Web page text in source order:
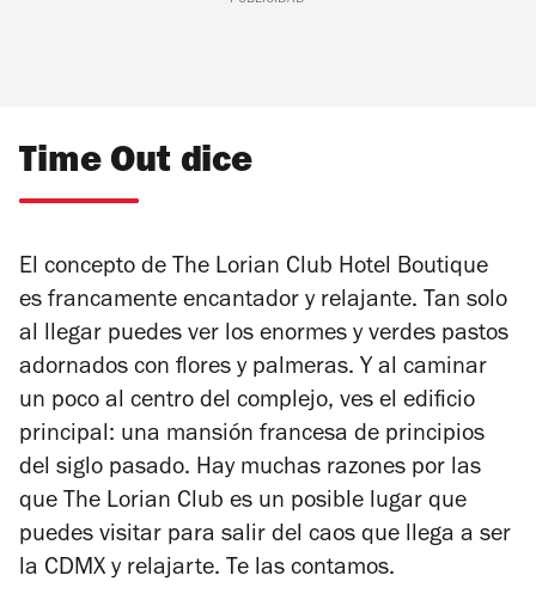
Time Out dice
El concepto de The Lorian Club Hotel Boutique
es francamente encantador y relajante. Tan solo
al llegar puedes ver los enormes y verdes pastos
adornados con flores y palmeras. Y al caminar
un poco al centro del complejo, ves el edificio
principal: una mansión francesa de principios
del siglo pasado. Hay muchas razones por las
que The Lorian Club es un posible lugar que
puedes visitar para salir del caos que llega a ser
la CDMX y relajarte. Te las contamos.